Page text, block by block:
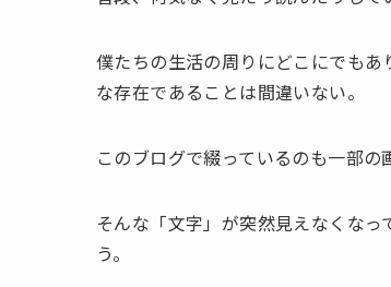
僕たちの生活の周りにどこにでも
な存在であることは間違いない。
このブログで綴っているのも一部の
そんな「文字」が突然見えなくな
う。